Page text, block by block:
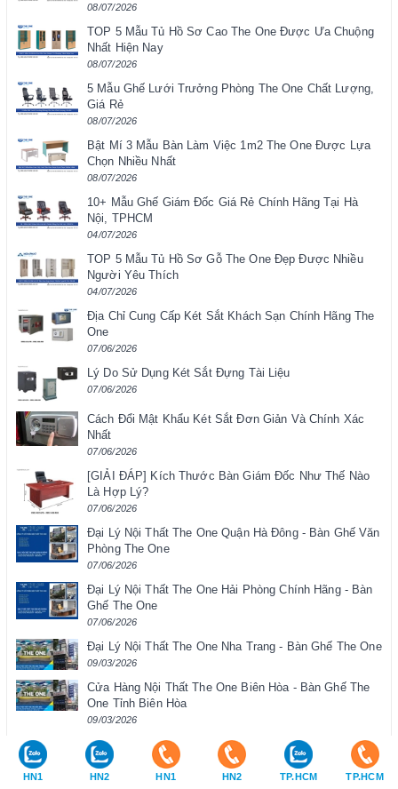
08/07/2026
TOP 5 Mẫu Tủ Hồ Sơ Cao The One Được Ưa Chuộng
Nhất Hiện Nay
08/07/2026
5 Mẫu Ghế Lưới Trưởng Phòng The One Chất Lượng,
Giá Rẻ
08/07/2026
Bật Mí 3 Mẫu Bàn Làm Việc 1m2 The One Được Lựa
Chọn Nhiều Nhất
08/07/2026
10+ Mẫu Ghế Giám Đốc Giá Rẻ Chính Hãng Tại Hà
Nội, TPHCM
04/07/2026
TOP 5 Mẫu Tủ Hồ Sơ Gỗ The One Đẹp Được Nhiều
Người Yêu Thích
04/07/2026
Địa Chỉ Cung Cấp Két Sắt Khách Sạn Chính Hãng The
One
07/06/2026
Lý Do Sử Dụng Két Sắt Đựng Tài Liệu
07/06/2026
Cách Đổi Mật Khẩu Két Sắt Đơn Giản Và Chính Xác
Nhất
07/06/2026
[GIẢI ĐÁP] Kích Thước Bàn Giám Đốc Như Thế Nào
Là Hợp Lý?
07/06/2026
Đại Lý Nội Thất The One Quận Hà Đông - Bàn Ghế Văn
Phòng The One
07/06/2026
Đại Lý Nội Thất The One Hải Phòng Chính Hãng - Bàn
Ghế The One
07/06/2026
Đại Lý Nội Thất The One Nha Trang - Bàn Ghế The One
09/03/2026
Cửa Hàng Nội Thất The One Biên Hòa - Bàn Ghế The
One Tỉnh Biên Hòa
09/03/2026
[GIẢI ĐÁP] Ghế Xoay Học Sinh Dùng Cho Độ Tuổi Bao
Nhiêu?
09/03/2026
HN1 HN2 HN1 HN2 TP.HCM TP.HCM